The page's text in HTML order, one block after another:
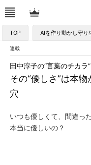
TOP AIを作り動かし守り
連載
その“優しさ”は本
穴
田中淳子の“言葉のチカラ”
いつも優しくて、間違っ
本当に優しいの？